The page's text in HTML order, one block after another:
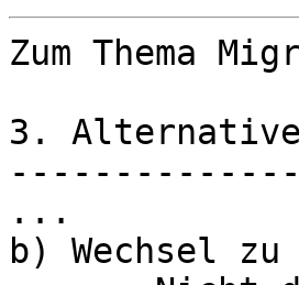
Zum Thema
3.
...
b) Wechsel